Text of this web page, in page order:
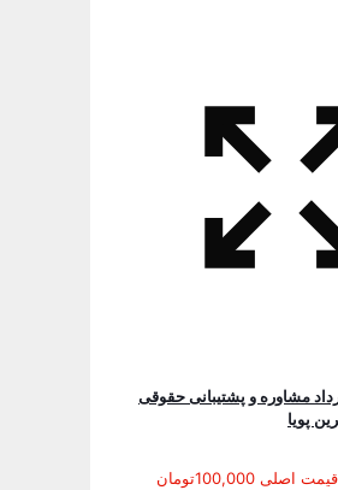
مشاوره و پشتیبانی حقوقی
پویا
قیمت اصلی 100,000تومان